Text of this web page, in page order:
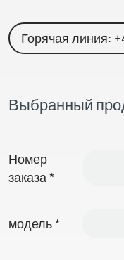
Горячая линия:
Выбранный
Номер
заказа *
модель*